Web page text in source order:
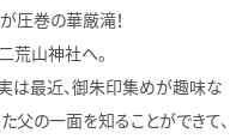
圧巻の華厳滝！
荒山神社へ。
は最近、御朱印集めが趣味な
父の一面を知ることができて、